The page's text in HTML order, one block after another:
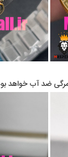
آب خواهد بود.